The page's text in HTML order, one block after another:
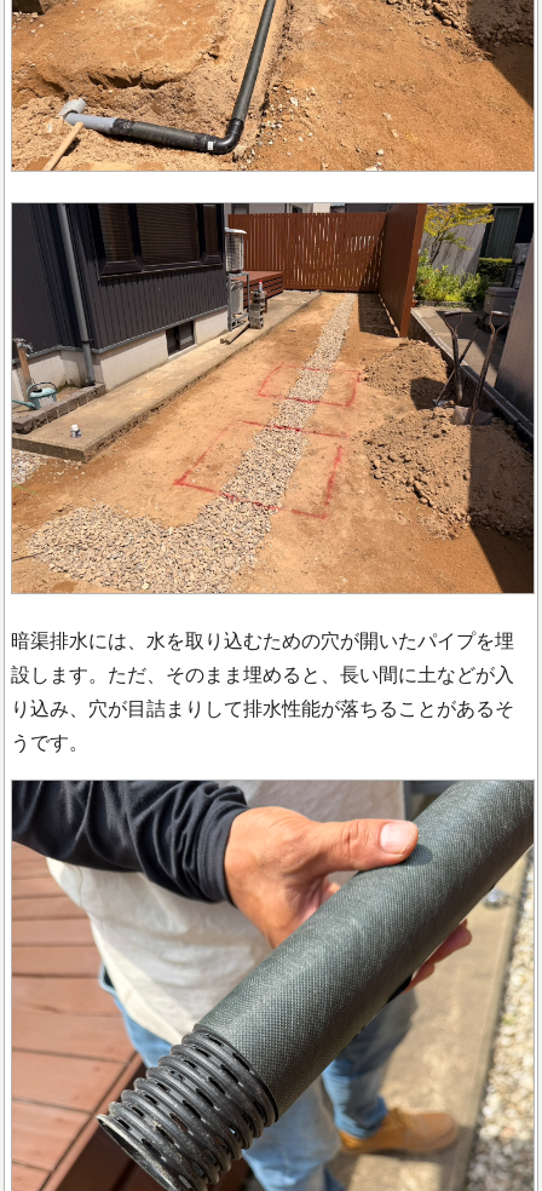
暗渠排水には、水を取り込むための穴が開いたパイプを埋
設します。ただ、そのまま埋めると、長い間に土などが入
り込み、穴が目詰まりして排水性能が落ちることがあるそ
うです。